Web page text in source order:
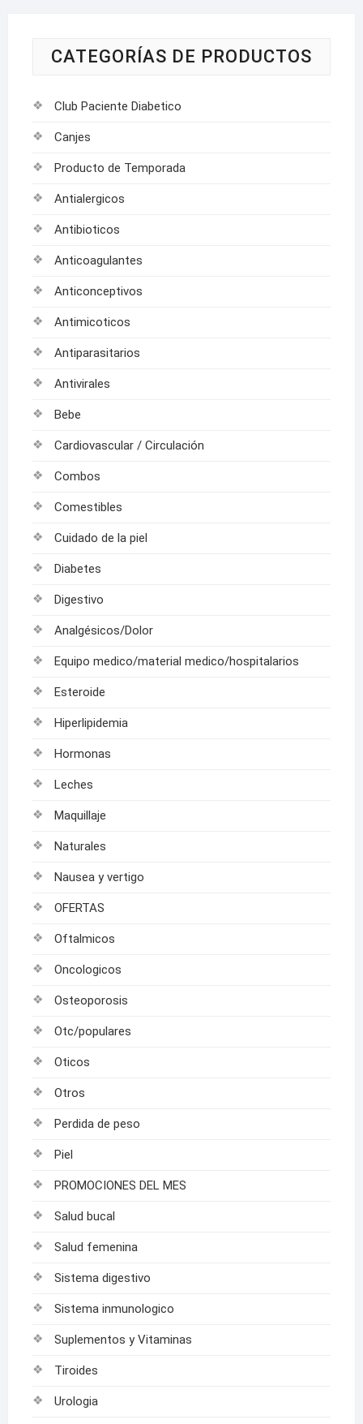
CATEGORÍAS DE PRODUCTOS
Club Paciente Diabetico
Canjes
Producto de Temporada
Antialergicos
Antibioticos
Anticoagulantes
Anticonceptivos
Antimicoticos
Antiparasitarios
Antivirales
Bebe
Cardiovascular / Circulación
Combos
Comestibles
Cuidado de la piel
Diabetes
Digestivo
Analgésicos/Dolor
Equipo medico/material medico/hospitalarios
Esteroide
Hiperlipidemia
Hormonas
Leches
Maquillaje
Naturales
Nausea y vertigo
OFERTAS
Oftalmicos
Oncologicos
Osteoporosis
Otc/populares
Oticos
Otros
Perdida de peso
Piel
PROMOCIONES DEL MES
Salud bucal
Salud femenina
Sistema digestivo
Sistema inmunologico
Suplementos y Vitaminas
Tiroides
Urologia